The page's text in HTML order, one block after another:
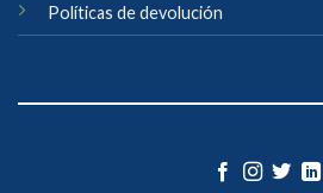
Políticas de devolución